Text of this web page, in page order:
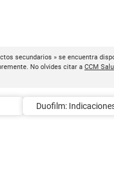
secundarios » se encuentra
No olvides citar a CCM
Duofilm: